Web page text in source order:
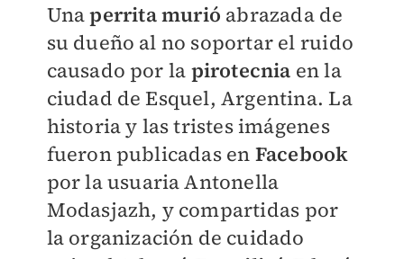
Unaperritamurió abrazada de
su dueño al no soportar el ruido
causado por la pirotecnia en la
ciudad de Esquel, Argentina. La
historia y las tristes imágenes
fueron publicadas en Facebook
por la usuaria Antonella
Modasjazh, y compartidas por
la organización de cuidado